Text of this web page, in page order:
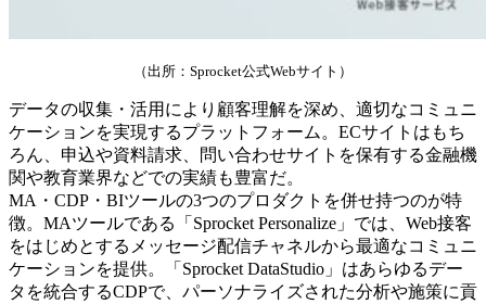
（出所：Sprocket公式Webサイト）
データの収集・活用により顧客理解を深め、適切なコミュニ
ケーションを実現するプラットフォーム。ECサイトはもち
ろん、申込や資料請求、問い合わせサイトを保有する金融機
関や教育業界などでの実績も豊富だ。
MA・CDP・BIツールの3つのプロダクトを併せ持つのが特
徴。MAツールである「Sprocket Personalize」では、Web接客
をはじめとするメッセージ配信チャネルから最適なコミュニ
ケーションを提供。「Sprocket DataStudio」はあらゆるデー
タを統合するCDPで、パーソナライズされた分析や施策に貢